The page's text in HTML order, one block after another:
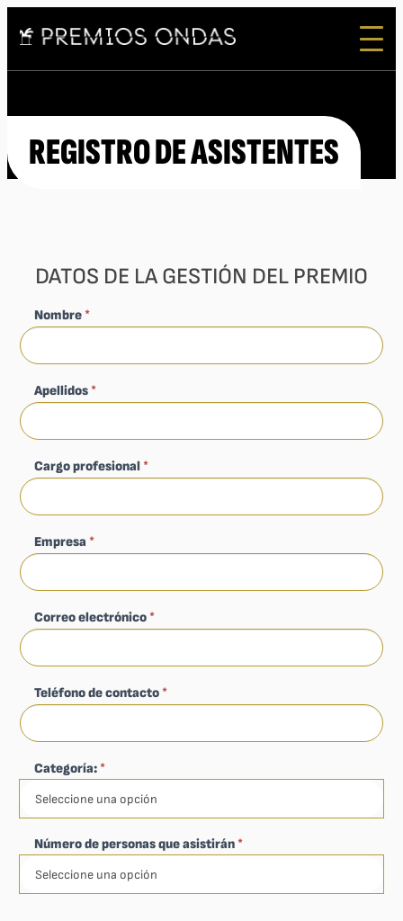
REGISTRO DE ASISTENTES
DATOS DE LA GESTIÓN DEL PREMIO
Nombre*
Apellidos*
Cargo profesional*
Empresa *
Correo electrónico*
Teléfono de contacto*
Categoría:*
Número de personas que asistirán*
leave
this
field
blank.